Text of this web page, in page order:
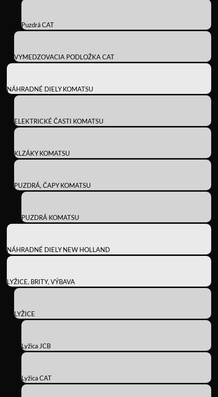
Puzdrá CAT
VYMEDZOVACIA PODLOŽKA CAT
NÁHRADNÉ DIELY KOMATSU
ELEKTRICKÉ ČASTI KOMATSU
KLZÁKY KOMATSU
PUZDRÁ, ČAPY KOMATSU
PUZDRÁ KOMATSU
NÁHRADNÉ DIELY NEW HOLLAND
LYŽICE, BRITY, VÝBAVA
LYŽICE
Lyžica JCB
Lyžica CAT